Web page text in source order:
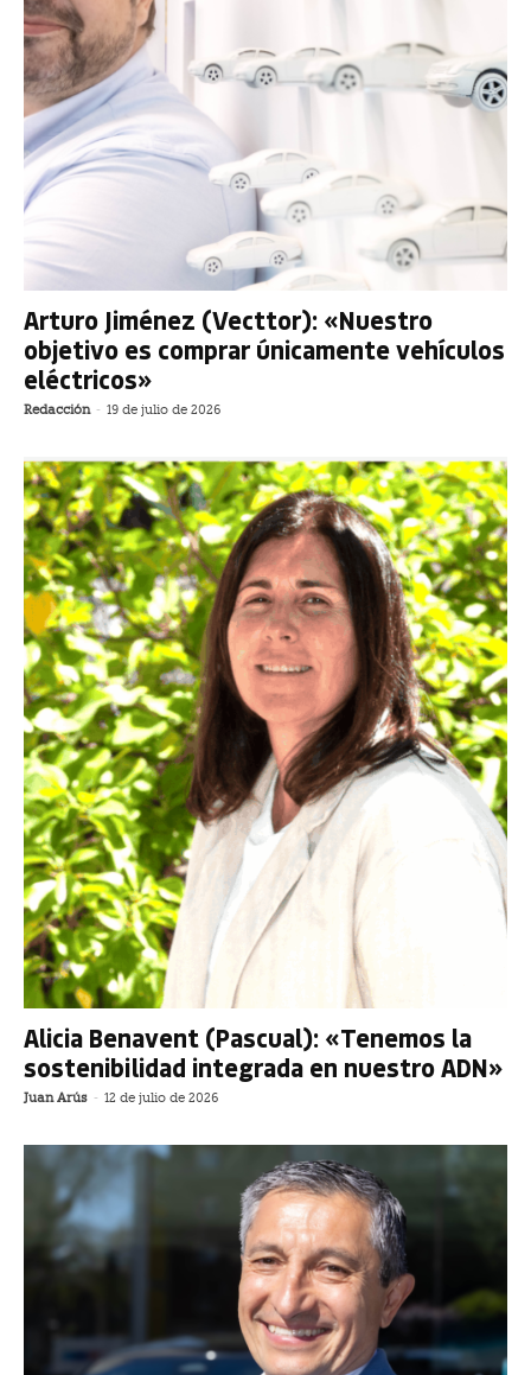
Arturo Jiménez (Vecttor): «Nuestro
objetivo es comprar únicamente vehículos
eléctricos»
Redacción - 19 de julio de 2026
Alicia Benavent (Pascual): «Tenemos la
sostenibilidad integrada en nuestro ADN»
Juan Arús - 12 de julio de 2026